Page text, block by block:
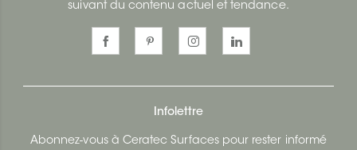
suivant du contenu actuel et tendance.
Infolettre
Abonnez-vous à Ceratec Surfaces pour rester informé